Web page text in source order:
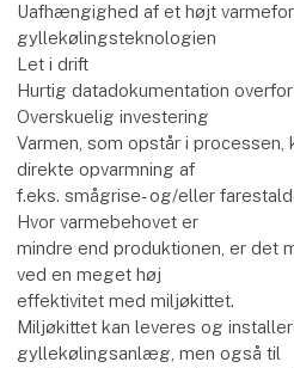
Uafhængighed af et højt
gyllekølingsteknologien
Let i drift
Hurtig datadokumentation
Overskuelig investering
Varmen, som opstår i
direkte opvarmning af
f.eks. smågrise- og/eller
Hvor varmebehovet er
mindre end produktionen, er det
ved en meget høj
effektivitet med miljøkittet.
Miljøkittet kan leveres og
gyllekølingsanlæg, men også til